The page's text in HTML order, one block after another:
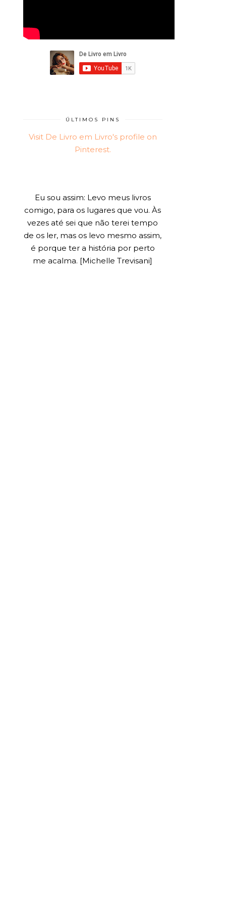
ÚLTIMOS PINS
Visit De Livro em Livro's profile on
Pinterest.
Eu sou assim: Levo meus livros
comigo, para os lugares que vou. Às
vezes até sei que não terei tempo
de os ler, mas os levo mesmo assim,
é porque ter a história por perto
me acalma. [Michelle Trevisani]